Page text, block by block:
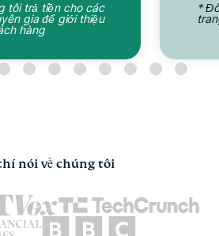
tôi trả tiền cho các
gia để giới thiệu
hàng
*
nói về chúng tôi